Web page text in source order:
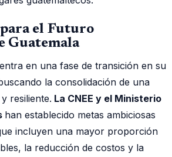
el Futuro
Guatemala
en una fase de transición en su
la consolidación de una
resiliente. La CNEE y el Ministerio
han establecido metas ambiciosas
incluyen una mayor proporción
la reducción de costos y la